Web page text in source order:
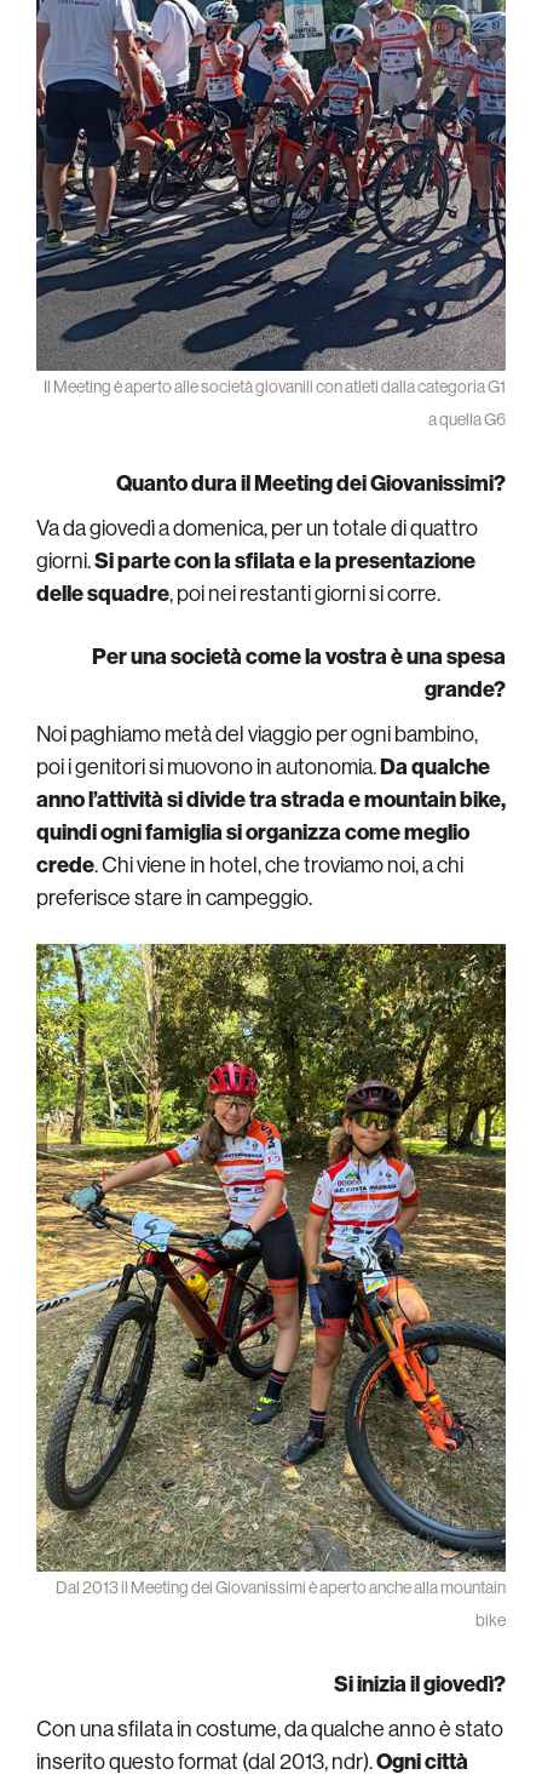
Il Meeting è aperto alle società giovanili con atleti dalla categoria G1
a quella G6
Quanto dura il Meeting dei Giovanissimi?
Va da giovedì a domenica, per un totale di quattro
giorni.Si parte con la sfilata e la presentazione
delle squadre, poi nei restanti giorni si corre.
Per una società come la vostra è una spesa
grande?
Noi paghiamo metà del viaggio per ogni bambino,
poi i genitori si muovono in autonomia.Da qualche
anno l’attività si divide tra strada e mountain bike,
quindi ogni famiglia si organizza come meglio
crede. Chi viene in hotel, che troviamo noi, a chi
preferisce stare in campeggio.
Dal 2013 il Meeting dei Giovanissimi è aperto anche alla mountain
bike
Si inizia il giovedì?
Con una sfilata in costume, da qualche anno è stato
inserito questo format (dal 2013, ndr).Ogni città